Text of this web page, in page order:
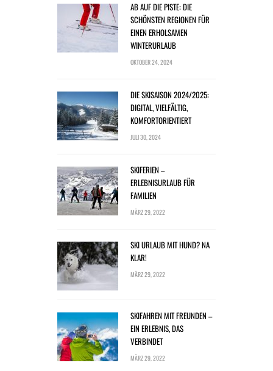
AB AUF DIE PISTE: DIE
SCHÖNSTEN REGIONEN FÜR
EINEN ERHOLSAMEN
WINTERURLAUB
OKTOBER 24, 2024
DIE SKISAISON 2024/2025:
DIGITAL, VIELFÄLTIG,
KOMFORTORIENTIERT
JULI 30, 2024
SKIFERIEN –
ERLEBNISURLAUB FÜR
FAMILIEN
MÄRZ 29, 2022
SKI URLAUB MIT HUND? NA
KLAR!
MÄRZ 29, 2022
SKIFAHREN MIT FREUNDEN –
EIN ERLEBNIS, DAS
VERBINDET
MÄRZ 29, 2022